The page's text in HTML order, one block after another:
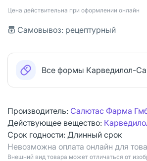
Цена действительна при оформлении онлайн
Самовывоз: рецептурный
Все формы Карведилол-
Производитель: Салютас Фарма
Действующее вещество:
Срок годности: Длинный срок
Невозможна оплата онлайн для
Bнешний вид товара может отличаться от